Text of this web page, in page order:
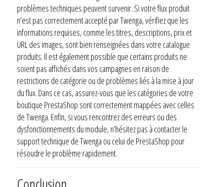
problèmes techniques peuvent survenir. Si votre flux produit
n’est pas correctement accepté par Twenga, vérifiez que les
informations requises, comme les titres, descriptions, prix et
URL des images, sont bien renseignées dans votre catalogue
produits. Il est également possible que certains produits ne
soient pas affichés dans vos campagnes en raison de
restrictions de catégorie ou de problèmes liés à la mise à jour
du flux. Dans ce cas, assurez-vous que les catégories de votre
boutique PrestaShop sont correctement mappées avec celles
de Twenga. Enfin, si vous rencontrez des erreurs ou des
dysfonctionnements du module, n’hésitez pas à contacter le
support technique de Twenga ou celui de PrestaShop pour
résoudre le problème rapidement.